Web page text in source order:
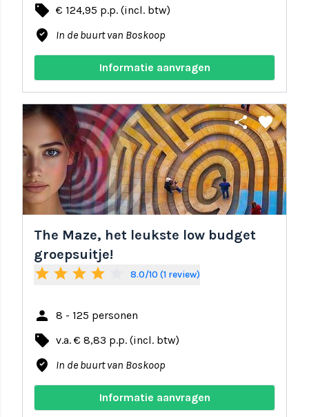
local_offer € 124,95 p.p. (incl. btw)
where_to_vote In de buurt van Boskoop
Informatie aanvragen
share favorite
The Maze, het leukste low budget
groepsuitje!
star star star star 8.0/10 (1 review)
person 8 - 125 personen
local_offer v.a. € 8,83 p.p. (incl. btw)
where_to_vote In de buurt van Boskoop
Informatie aanvragen